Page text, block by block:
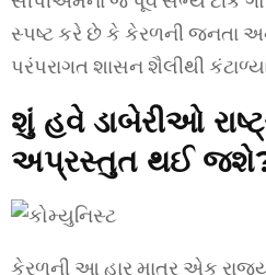
સ્પષ્ટ કરે છે કે કેરળની જનતા
પરંપરાગત શાસન શૈલીથી
શું હવે ડાબેરીઓ
અપ્રસ્તુત થઈ
કેરળની આ હાર માત્ર એક